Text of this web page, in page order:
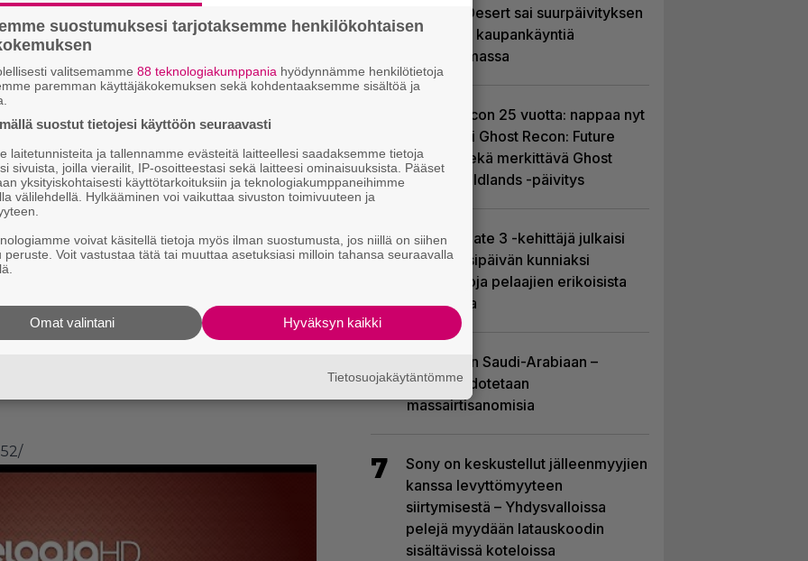
3
Crimson Desert sai suurpäivityksen
– uudistaa kaupankäyntiä
pelimaailmassa
Ghost Recon 25 vuotta: nappaa nyt
ilmaiseksi Ghost Recon: Future
Soldier sekä merkittävä Ghost
Recon Wildlands -päivitys
5
Baldur’s Gate 3 -kehittäjä julkaisi
pelin vuosipäivän kunniaksi
tilastotietoja pelaajien erikoisista
valinnoista
6
EA myytiin Saudi-Arabiaan –
yhtiöltä odotetaan
massairtisanomisia
7
Sony on keskustellut jälleenmyyjien
kanssa levyttömyyteen
siirtymisestä – Yhdysvalloissa
pelejä myydään latauskoodin
sisältävissä koteloissa
suostumuksesi tarjotaksemme henkilökohtaisen
valitsemamme 88 teknologiakumppania hyödynnämme henkilötietoja
paremman käyttäjäkokemuksen sekä kohdentaaksemme sisältöä ja
suostut tietojesi käyttöön seuraavasti
laitetunnisteita ja tallennamme evästeitä laitteellesi saadaksemme tietoja
sivuista, joilla vierailit, IP-osoitteestasi sekä laitteesi ominaisuuksista. Pääset
yksityiskohtaisesti käyttötarkoituksiin ja teknologiakumppaneihimme
välilehdellä. Hylkääminen voi vaikuttaa sivuston toimivuuteen ja
voivat käsitellä tietoja myös ilman suostumusta, jos niillä on siihen
peruste. Voit vastustaa tätä tai muuttaa asetuksiasi milloin tahansa seuraavalla
Hyväksyn kaikki
Omat valintani
Tietosuojakäytäntömme